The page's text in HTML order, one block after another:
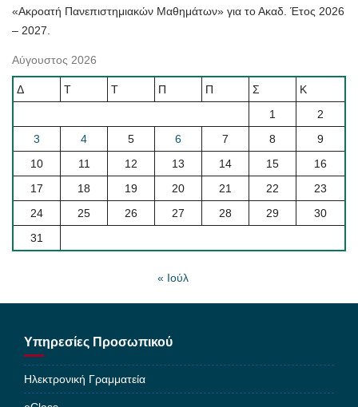
«Ακροατή Πανεπιστημιακών Μαθημάτων» για το Ακαδ. Έτος 2026
– 2027.
Αύγουστος 2026
Δ Τ Τ Π Π Σ
Κ
1
2
3
4 5 6 7 8
9
10
11 12 13 14 15
16
17
18 19 20 21 22
23
24
25 26 27 28 29
30
31
« Ιούλ
Υπηρεσίες Προσωπικού
Ηλεκτρονική Γραμματεία